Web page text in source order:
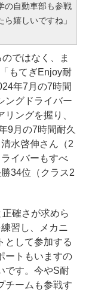
の自動車部も参戦
嬉しいですね」
ではなく、ま
もてぎEnjoy耐
年7月の7時間
ングドライバー
ングを握り、
9月の7時間耐久
水啓伸さん（2
イバーもすべ
34位（クラス2
確さが求めら
習し、メカニ
として参加する
ートもいますの
です。今やS耐
チームも参戦す